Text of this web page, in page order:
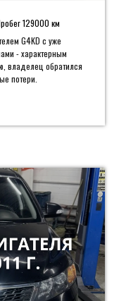
129000 км
G4KD с уже
- характерным
владелец обратился
потери.